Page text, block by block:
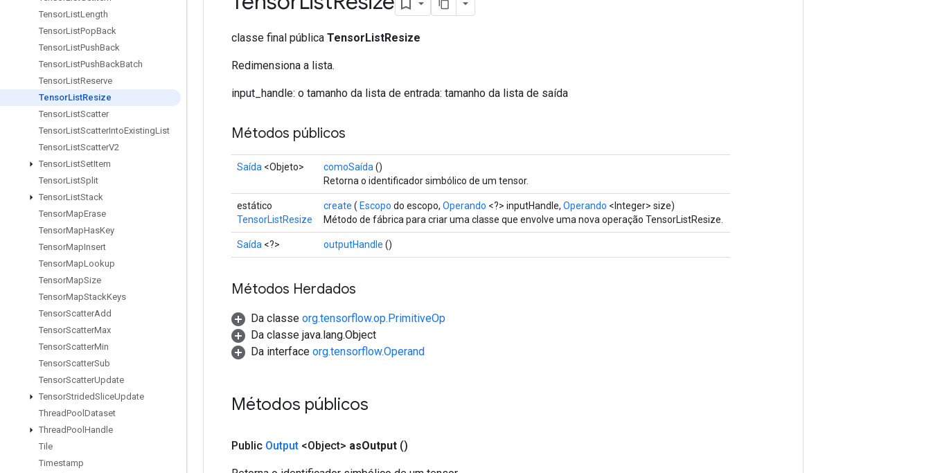
TensorListLength
TensorListPopBack
TensorListPushBack
TensorListPushBackBatch
TensorListReserve
TensorListResize
TensorListScatter
TensorListScatterIntoExistingList
TensorListScatterV2
TensorListSetItem
TensorListSplit
TensorListStack
TensorMapErase
TensorMapHasKey
TensorMapInsert
TensorMapLookup
TensorMapSize
TensorMapStackKeys
TensorScatterAdd
TensorScatterMax
TensorScatterMin
TensorScatterSub
TensorScatterUpdate
TensorStridedSliceUpdate
ThreadPool Dataset
ThreadPool Handle
Tile
Timestamp
classe final pública TensorListResize
Redimensiona a lista.
input_handle: o tamanho da lista de entrada: tamanho da lista de saída
Métodos públicos
Saída <Objeto> comoSaída ()
Retorna o identificador simbólico de um tensor.
estático
TensorListResize
create ( Escopo do escopo, Operando <?> inputHandle, Operando <Integer> size)
Método de fábrica para criar uma classe que envolve uma nova operação TensorListResize.
Saída <?> outputHandle ()
Métodos Herdados
Da classe org.tensorflow.op.PrimitiveOp
Da classe java.lang.Object
Da interface org.tensorflow.Operand
Métodos públicos
Public Output <Object> asOutput ()